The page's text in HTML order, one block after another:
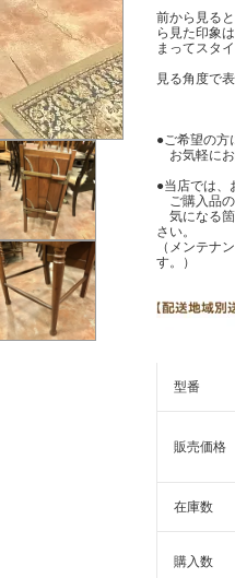
前から見る
ら見た印象
まってスタ
見る角度で
●ご希望の方
お気軽にお
●当店では、
ご購入品の
気になる箇
さい。
（メンテナ
す。）
型番
販売価格
在庫数
購入数